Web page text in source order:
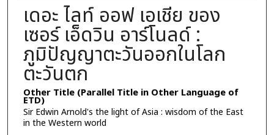
เดอะ ไลท์ ออฟ เอเชีย ของ
เซอร์ เอ็ดวิน อาร์โนลด์ :
ภูมิปัญญาตะวันออกในโลก
ตะวันตก
Other Title (Parallel Title in Other Language of
ETD)
Sir Edwin Arnold's the light of Asia : wisdom of the East
in the Western world